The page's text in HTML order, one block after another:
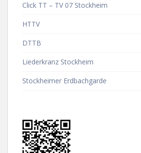
Click TT – TV 07 Stockheim
HTTV
DTTB
Liederkranz Stockheim
Stockheimer Erdbachgarde